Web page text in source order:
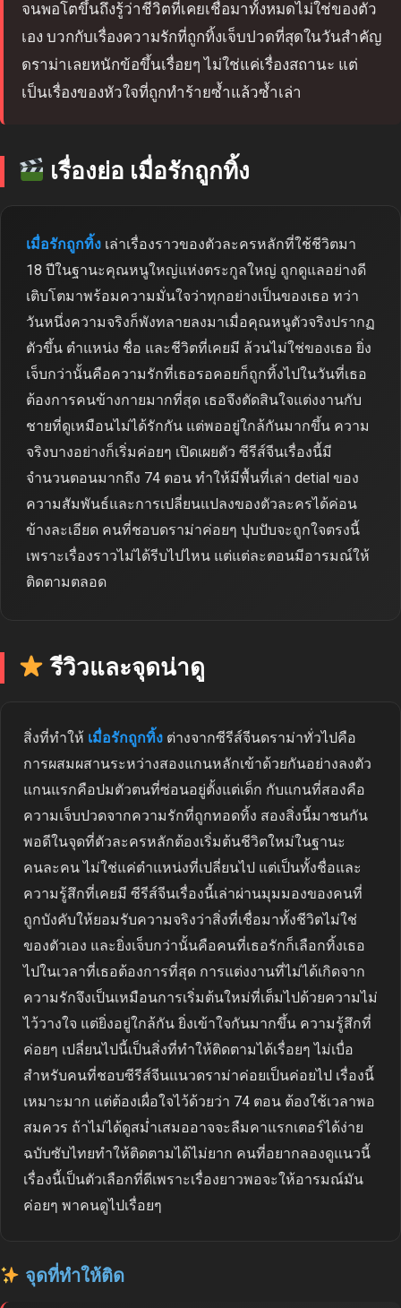
จนพอโตขึ้นถึงรู้ว่าชีวิตที่เคยเชื่อมาทั้งหมดไม่ใช่ของตัว
เอง บวกกับเรื่องความรักที่ถูกทิ้งเจ็บปวดที่สุดในวันสำคัญ
ดราม่าเลยหนักข้อขึ้นเรื่อยๆ ไม่ใช่แค่เรื่องสถานะ แต่
เป็นเรื่องของหัวใจที่ถูกทำร้ายซ้ำแล้วซ้ำเล่า
เรื่องย่อ เมื่อรักถูกทิ้ง
เมื่อรักถูกทิ้ง เล่าเรื่องราวของตัวละครหลักที่ใช้ชีวิตมา
18 ปีในฐานะคุณหนูใหญ่แห่งตระกูลใหญ่ ถูกดูแลอย่างดี
เติบโตมาพร้อมความมั่นใจว่าทุกอย่างเป็นของเธอ ทว่า
วันหนึ่งความจริงก็พังทลายลงมาเมื่อคุณหนูตัวจริงปรากฏ
ตัวขึ้น ตำแหน่ง ชื่อ และชีวิตที่เคยมี ล้วนไม่ใช่ของเธอ ยิ่ง
เจ็บกว่านั้นคือความรักที่เธอรอคอยก็ถูกทิ้งไปในวันที่เธอ
ต้องการคนข้างกายมากที่สุด เธอจึงตัดสินใจแต่งงานกับ
ชายที่ดูเหมือนไม่ได้รักกัน แต่พออยู่ใกล้กันมากขึ้น ความ
จริงบางอย่างก็เริ่มค่อยๆ เปิดเผยตัว ซีรีส์จีนเรื่องนี้มี
จำนวนตอนมากถึง 74 ตอน ทำให้มีพื้นที่เล่า detial ของ
ความสัมพันธ์และการเปลี่ยนแปลงของตัวละครได้ค่อน
ข้างละเอียด คนที่ชอบดราม่าค่อยๆ ปุบปับจะถูกใจตรงนี้
เพราะเรื่องราวไม่ได้รีบไปไหน แต่แต่ละตอนมีอารมณ์ให้
ติดตามตลอด
รีวิวและจุดน่าดู
สิ่งที่ทำให้ เมื่อรักถูกทิ้ง ต่างจากซีรีส์จีนดราม่าทั่วไปคือ
การผสมผสานระหว่างสองแกนหลักเข้าด้วยกันอย่างลงตัว
แกนแรกคือปมตัวตนที่ซ่อนอยู่ตั้งแต่เด็ก กับแกนที่สองคือ
ความเจ็บปวดจากความรักที่ถูกทอดทิ้ง สองสิ่งนี้มาชนกัน
พอดีในจุดที่ตัวละครหลักต้องเริ่มต้นชีวิตใหม่ในฐานะ
คนละคน ไม่ใช่แค่ตำแหน่งที่เปลี่ยนไป แต่เป็นทั้งชื่อและ
ความรู้สึกที่เคยมี ซีรีส์จีนเรื่องนี้เล่าผ่านมุมมองของคนที่
ถูกบังคับให้ยอมรับความจริงว่าสิ่งที่เชื่อมาทั้งชีวิตไม่ใช่
ของตัวเอง และยิ่งเจ็บกว่านั้นคือคนที่เธอรักก็เลือกทิ้งเธอ
ไปในเวลาที่เธอต้องการที่สุด การแต่งงานที่ไม่ได้เกิดจาก
ความรักจึงเป็นเหมือนการเริ่มต้นใหม่ที่เต็มไปด้วยความไม่
ไว้วางใจ แต่ยิ่งอยู่ใกล้กัน ยิ่งเข้าใจกันมากขึ้น ความรู้สึกที่
ค่อยๆ เปลี่ยนไปนี้เป็นสิ่งที่ทำให้ติดตามได้เรื่อยๆ ไม่เบื่อ
สำหรับคนที่ชอบซีรีส์จีนแนวดราม่าค่อยเป็นค่อยไป เรื่องนี้
เหมาะมาก แต่ต้องเผื่อใจไว้ด้วยว่า 74 ตอน ต้องใช้เวลาพอ
สมควร ถ้าไม่ได้ดูสม่ำเสมออาจจะลืมคาแรกเตอร์ได้ง่าย
ฉบับซับไทยทำให้ติดตามได้ไม่ยาก คนที่อยากลองดูแนวนี้
เรื่องนี้เป็นตัวเลือกที่ดีเพราะเรื่องยาวพอจะให้อารมณ์มัน
ค่อยๆ พาคนดูไปเรื่อยๆ
จุดที่ทำให้ติด